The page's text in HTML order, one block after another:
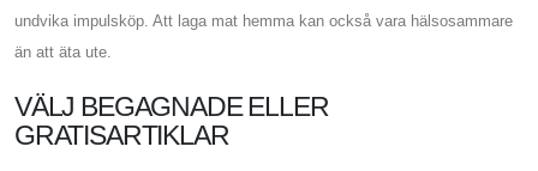
undvika impulsköp. Att laga mat hemma kan också vara hälsosammare
än att äta ute.
VÄLJ BEGAGNADE ELLER
GRATISARTIKLAR